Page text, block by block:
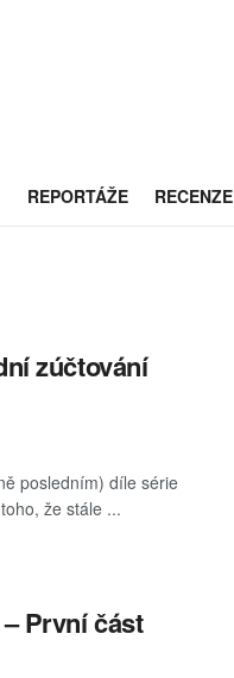
REPORTÁŽE RECENZE
zúčtování
posledním) díle série
že stále ...
První část